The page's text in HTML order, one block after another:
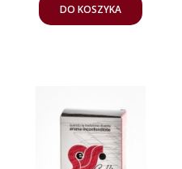
DO KOSZYKA